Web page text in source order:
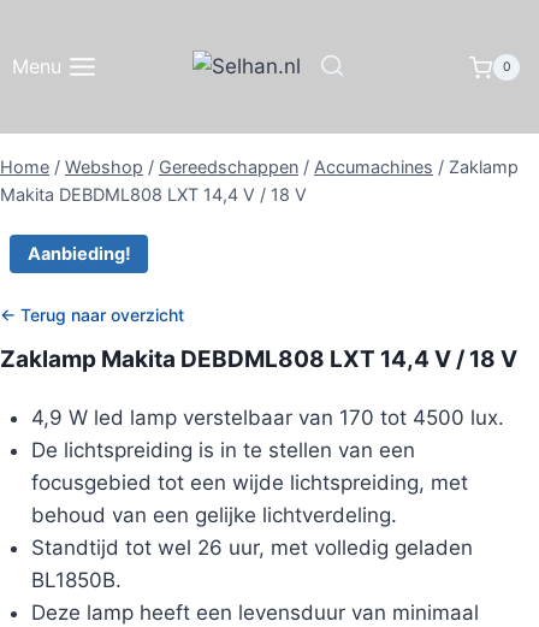
inhoud
Menu 0
Home / Webshop / Gereedschappen / Accumachines / Zaklamp
Makita DEBDML808 LXT 14,4 V / 18 V
Aanbieding!
← Terug naar overzicht
Zaklamp Makita DEBDML808 LXT 14,4 V / 18 V
4,9 W led lamp verstelbaar van 170 tot 4500 lux.
De lichtspreiding is in te stellen van een
focusgebied tot een wijde lichtspreiding, met
behoud van een gelijke lichtverdeling.
Standtijd tot wel 26 uur, met volledig geladen
BL1850B.
Deze lamp heeft een levensduur van minimaal